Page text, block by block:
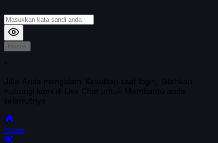
Masuk
*
Jika Anda mengalami Kesulitan saat login, Silahkan
hubungi kami di Live Chat untuk Membantu anda
selanjutnya
home